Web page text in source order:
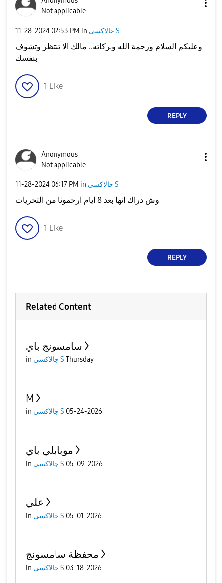
Not applicable
‎11-28-2024 02:53 PM in جالاكسى S
وعليكم السلام ورحمة الله وبركاته.. مالك الا تنتظر وتشوف
بنفسك
1 Like
REPLY
Anonymous
Not applicable
‎11-28-2024 06:17 PM in جالاكسى S
وش دراك انها بعد 8 ايام ارحمونا من التحريات
1 Like
REPLY
Related Content
سامسونج باي
in جالاكسى S Thursday
M
in جالاكسى S 05-24-2026
موبايلي باي
in جالاكسى S 05-09-2026
علي
in جالاكسى S 05-01-2026
محفظة سامسونج
in جالاكسى S 03-18-2026